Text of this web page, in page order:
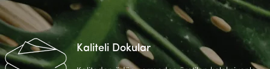
Kaliteli Dokular